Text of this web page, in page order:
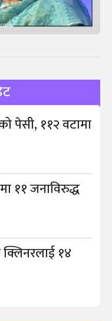
पेसी, ११२ वटामा
११ जनाविरुद्ध
क्लिनरलाई १४